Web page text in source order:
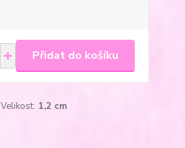
Přidat do košíku
Velikost: 1,2 cm